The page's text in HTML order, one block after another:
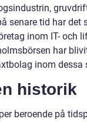
senare tid har det
inom IT- och
har
inom dessa
historik
beroende på